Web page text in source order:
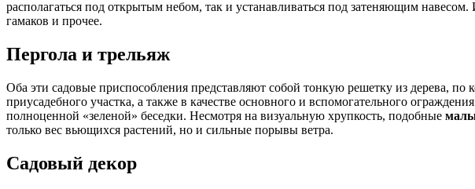
располагаться под открытым небом, так и устанавливаться под затеняющим
гамаков и прочее.
Пергола и трельяж
Оба эти садовые приспособления представляют собой тонкую решетку из дерева,
приусадебного участка, а также в качестве основного и вспомогательного
полноценной «зеленой» беседки. Несмотря на визуальную хрупкость, подобные
только вес вьющихся растений, но и сильные порывы ветра.
Садовый декор